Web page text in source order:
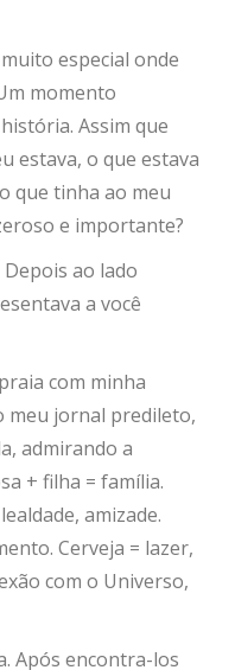
especial onde
momento
Assim que
estava, o que estava
que tinha ao meu
e importante?
ao lado
a você
com minha
meu jornal predileto,
admirando a
+ filha = família.
amizade.
Cerveja = lazer,
com o Universo,
Após encontra-los